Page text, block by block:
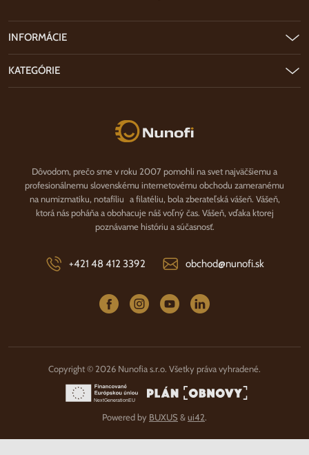
Nunofi.sk
Dôvodom, prečo sme v roku 2007 pomohli na svet najväčšiemu a
profesionálnemu slovenskému internetovému obchodu zameranému
na numizmatiku, notafíliu a filatéliu, bola zberateľská vášeň. Vášeň,
ktorá nás poháňa a obohacuje náš voľný čas. Vášeň, vďaka ktorej
poznávame históriu a súčasnosť.
+421 48 412 3392 obchod@nunofi.sk
INFORMÁCIE
KATEGÓRIE
Copyright © 2026 Nunofia s.r.o. Všetky práva vyhradené.
Powered by BUXUS &ui42.